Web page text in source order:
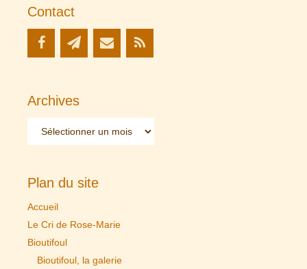
Contact
Archives
Plan du site
Accueil
Le Cri de Rose-Marie
Bioutifoul
Bioutifoul, la galerie